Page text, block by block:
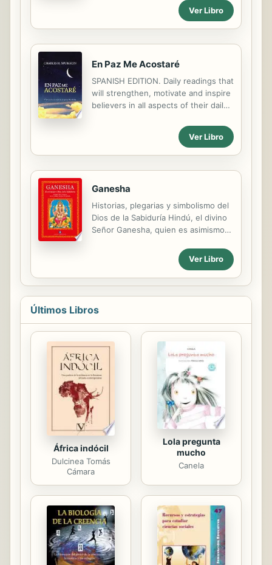
Ver Libro
En Paz Me Acostaré
SPANISH EDITION. Daily readings that
will strengthen, motivate and inspire
believers in all aspects of their daily
content and practical applications.
Ver Libro
Ganesha
Historias, plegarias y simbolismo del
Dios de la Sabiduría Hindú, el divino
Señor Ganesha, quien es asimismo
Ver Libro
Últimos Libros
África indócil
Dulcinea Tomás
Cámara
Lola pregunta
mucho
Canela